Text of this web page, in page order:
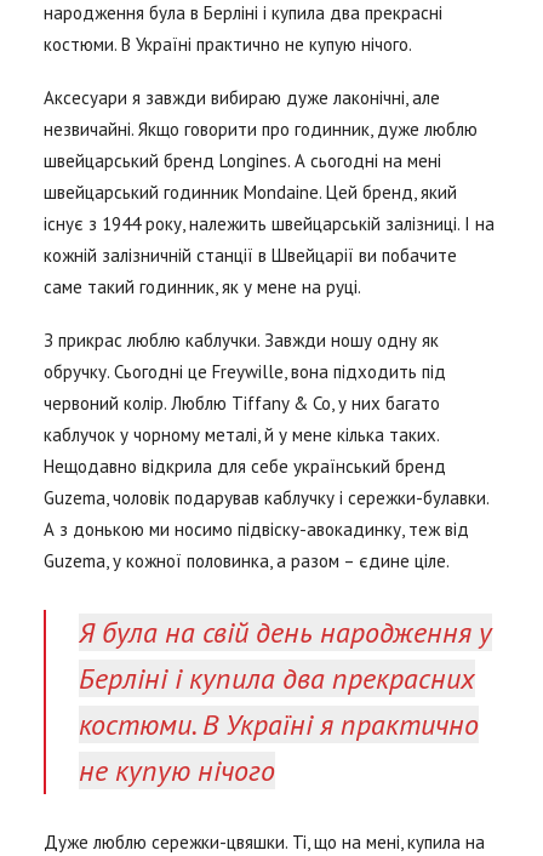
народження була в Берліні і купила два прекрасні
костюми. В Україні практично не купую нічого.
Аксесуари я завжди вибираю дуже лаконічні, але
незвичайні. Якщо говорити про годинник, дуже люблю
швейцарський бренд Longines. А сьогодні на мені
швейцарський годинник Mondaine. Цей бренд, який
існує з 1944 року, належить швейцарській залізниці. І на
кожній залізничній станції в Швейцарії ви побачите
саме такий годинник, як у мене на руці.
З прикрас люблю каблучки. Завжди ношу одну як
обручку. Сьогодні це Freywille, вона підходить під
червоний колір. Люблю Tiffany & Co, у них багато
каблучок у чорному металі, й у мене кілька таких.
Нещодавно відкрила для себе український бренд
Guzema, чоловік подарував каблучку і сережки-булавки.
А з донькою ми носимо підвіску-авокадинку, теж від
Guzema, у кожної половинка, а разом – єдине ціле.
Я була на свій день народження у
Берліні і купила два прекрасних
костюми. В Україні я практично
не купую нічого
Дуже люблю сережки-цвяшки. Ті, що на мені, купила на